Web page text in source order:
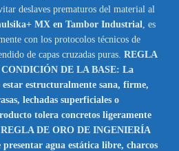
deslaves prematuros del material al
MX en Tambor Industrial
, es
con los protocolos técnicos de
de capas cruzadas puras. REGLA
DE LA BASE: La
estar estructuralmente sana, firme,
lechadas superficiales o
tolera concretos ligeramente
DE ORO DE INGENIERÍA
agua estática libre, charcos